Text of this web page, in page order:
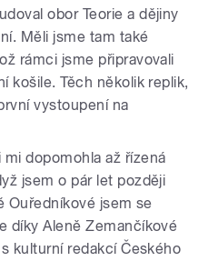
obor Teorie a dějiny
Měli jsme tam také
rámci jsme připravovali
košile. Těch několik replik,
vystoupení na
dopomohla až řízená
jsem o pár let později
Ouředníkové jsem se
díky Aleně Zemančíkové
kulturní redakcí Českého